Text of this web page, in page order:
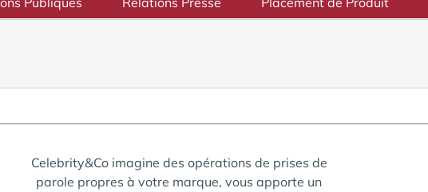
Celebrity&Co imagine des opérations de prises de
parole propres à votre marque, vous apporte un